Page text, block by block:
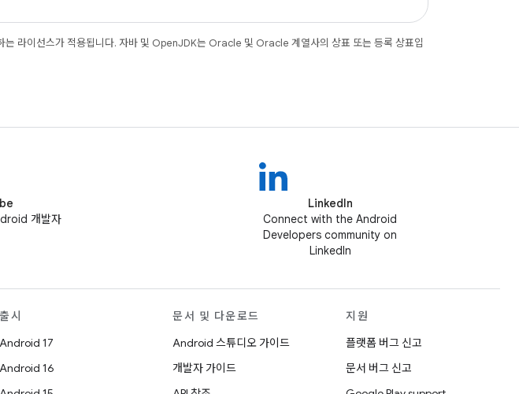
는 라이선스가 적용됩니다. 자바 및 OpenJDK는 Oracle 및 Oracle 계열사의 상표 또는 등록 상표입
개발자
LinkedIn
Connect with the Android
Developers community on
LinkedIn
출시
Android 17
Android 16
문서 및 다운로드
Android 스튜디오 가이드
개발자 가이드
지원
플랫폼 버그 신고
문서 버그 신고